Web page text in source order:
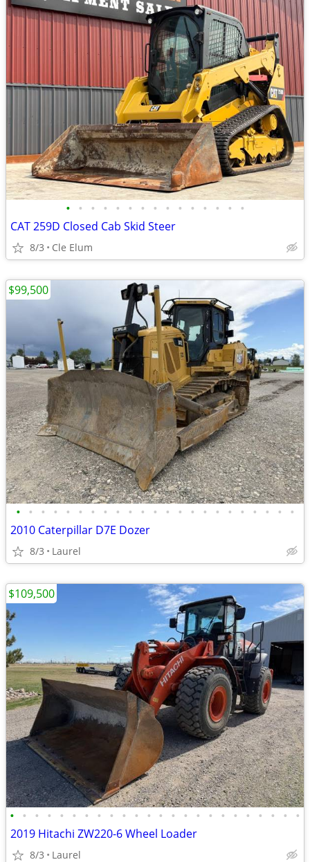
• • • • • • • • • • • • • • •
CAT 259D Closed Cab Skid Steer
8/3 Cle Elum
• • • • • • • • • • • • • • • • • • • • • • •
2010 Caterpillar D7E Dozer
8/3 Laurel
$99,500
• • • • • • • • • • • • • • • • • • • • • • • •
2019 Hitachi ZW220-6 Wheel Loader
8/3 Laurel
$109,500